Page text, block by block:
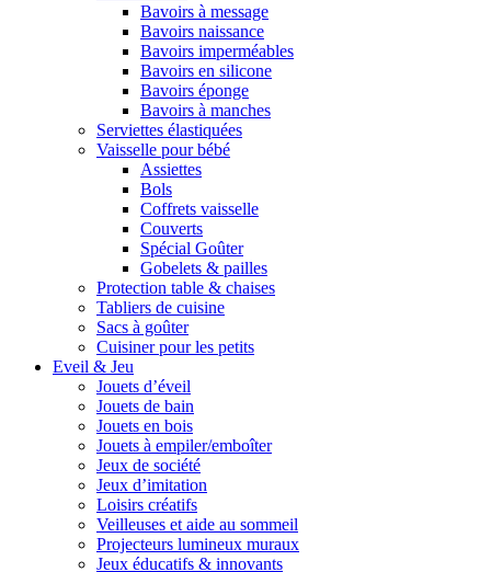
Bavoirs à message
Bavoirs naissance
Bavoirs imperméables
Bavoirs en silicone
Bavoirs éponge
Bavoirs à manches
Serviettes élastiquées
Vaisselle pour bébé
Assiettes
Bols
Coffrets vaisselle
Couverts
Spécial Goûter
Gobelets & pailles
Protection table & chaises
Tabliers de cuisine
Sacs à goûter
Cuisiner pour les petits
Eveil & Jeu
Jouets d’éveil
Jouets de bain
Jouets en bois
Jouets à empiler/emboîter
Jeux de société
Jeux d’imitation
Loisirs créatifs
Veilleuses et aide au sommeil
Projecteurs lumineux muraux
Jeux éducatifs & innovants